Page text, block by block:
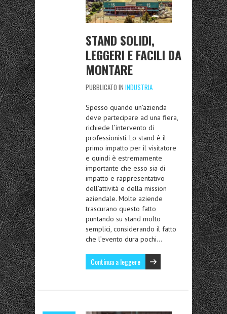
STAND SOLIDI,
LEGGERI E FACILI DA
MONTARE
PUBBLICATO IN INDUSTRIA
Spesso quando un’azienda
deve partecipare ad una fiera,
richiede l’intervento di
professionisti. Lo stand è il
primo impatto per il visitatore
e quindi è estremamente
importante che esso sia di
impatto e rappresentativo
dell’attività e della mission
aziendale. Molte aziende
trascurano questo fatto
puntando su stand molto
semplici, considerando il fatto
che l’evento dura pochi…
Continua a leggere